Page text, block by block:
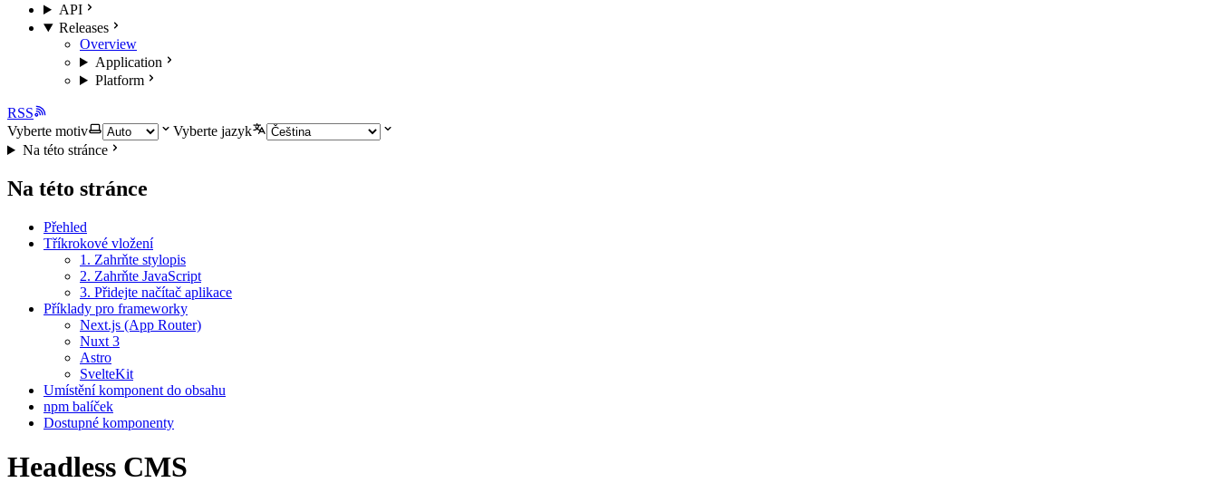
API
Releases
Overview
Application
Platform
RSS
Vyberte motiv
Vyberte jazyk
Na této stránce
Na této stránce
Přehled
Tříkrokové vložení
1. Zahrňte stylopis
2. Zahrňte JavaScript
3. Přidejte načítač aplikace
Příklady pro frameworky
Next.js (App Router)
Nuxt 3
Astro
SvelteKit
Umístění komponent do obsahu
npm balíček
Dostupné komponenty
Headless CMS